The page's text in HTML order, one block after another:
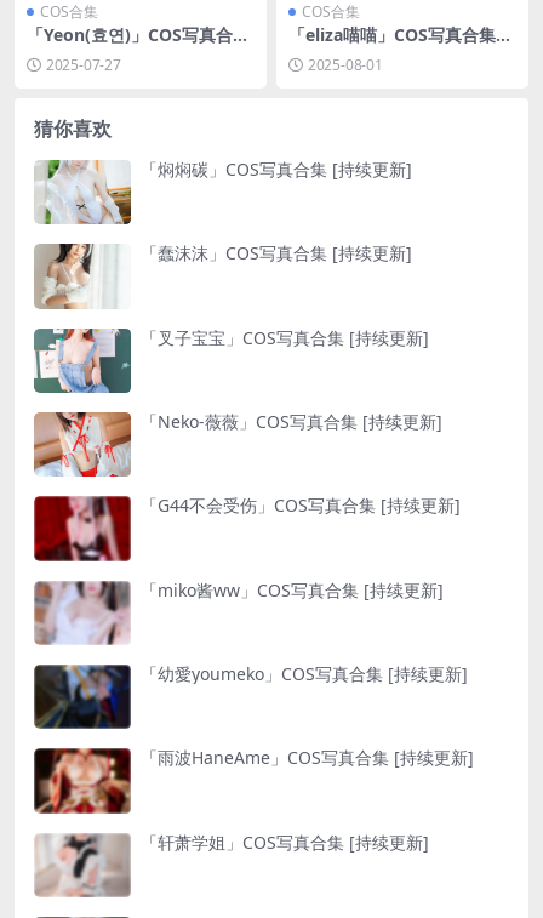
COS合集
「Yeon(효연)」COS写真合集
[持续更新]
2025-07-27
COS合集
「eliza喵喵」COS写真合集
[持续更新]
2025-08-01
猜你喜欢
「焖焖碳」COS写真合集 [持续更新]
「蠢沫沫」COS写真合集 [持续更新]
「叉子宝宝」COS写真合集 [持续更新]
「Neko-薇薇」COS写真合集 [持续更新]
「G44不会受伤」COS写真合集 [持续更新]
「miko酱ww」COS写真合集 [持续更新]
「幼愛youmeko」COS写真合集 [持续更新]
「雨波HaneAme」COS写真合集 [持续更新]
「轩萧学姐」COS写真合集 [持续更新]